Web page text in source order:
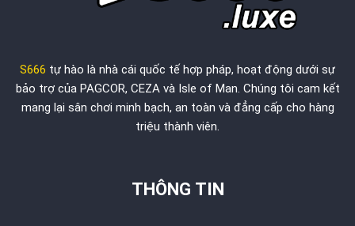
S666 tự hào là nhà cái quốc tế hợp pháp, hoạt động dưới sự
bảo trợ của PAGCOR, CEZA và Isle of Man. Chúng tôi cam kết
mang lại sân chơi minh bạch, an toàn và đẳng cấp cho hàng
triệu thành viên.
THÔNG TIN